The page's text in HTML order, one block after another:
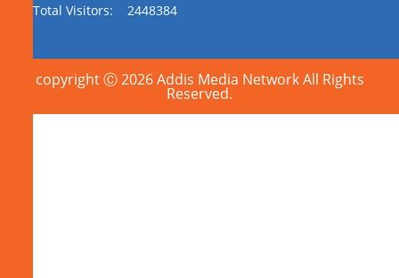
Total Visitors: 2448384
copyright Ⓒ 2026 Addis Media Network All Rights
Reserved.